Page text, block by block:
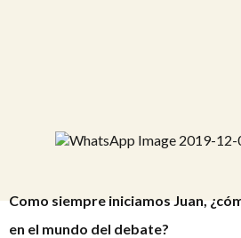
Como siempre iniciamos Juan,
en el mundo del debate?